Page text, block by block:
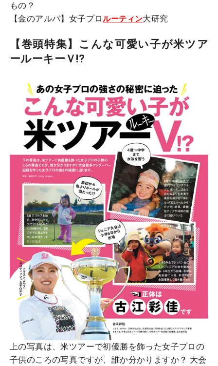
もの？
【金のアルバ】女子プロルーティン大研究
【巻頭特集】こんな可愛い子が米ツア
ールーキーＶ!?
上の写真は、米ツアーで初優勝を飾った女子プロの
子供のころの写真ですが、誰か分かりますか？ 大会